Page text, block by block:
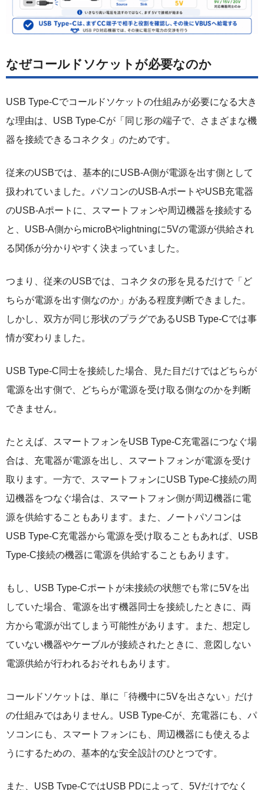
なぜコールドソケットが必要なのか
USB Type-Cでコールドソケットの仕組みが必要になる大き
な理由は、USB Type-Cが「同じ形の端子で、さまざまな機
器を接続できるコネクタ」のためです。
従来のUSBでは、基本的にUSB-A側が電源を出す側として
扱われていました。パソコンのUSB-AポートやUSB充電器
のUSB-Aポートに、スマートフォンや周辺機器を接続する
と、USB-A側からmicroBやlightningに5Vの電源が供給され
る関係が分かりやすく決まっていました。
つまり、従来のUSBでは、コネクタの形を見るだけで「ど
ちらが電源を出す側なのか」がある程度判断できました。
しかし、双方が同じ形状のプラグであるUSB Type-Cでは事
情が変わりました。
USB Type-C同士を接続した場合、見た目だけではどちらが
電源を出す側で、どちらが電源を受け取る側なのかを判断
できません。
たとえば、スマートフォンをUSB Type-C充電器につなぐ場
合は、充電器が電源を出し、スマートフォンが電源を受け
取ります。一方で、スマートフォンにUSB Type-C接続の周
辺機器をつなぐ場合は、スマートフォン側が周辺機器に電
源を供給することもあります。また、ノートパソコンは
USB Type-C充電器から電源を受け取ることもあれば、USB
Type-C接続の機器に電源を供給することもあります。
もし、USB Type-Cポートが未接続の状態でも常に5Vを出
していた場合、電源を出す機器同士を接続したときに、両
方から電源が出てしまう可能性があります。また、想定し
ていない機器やケーブルが接続されたときに、意図しない
電源供給が行われるおそれもあります。
コールドソケットは、単に「待機中に5Vを出さない」だけ
の仕組みではありません。USB Type-Cが、充電器にも、パ
ソコンにも、スマートフォンにも、周辺機器にも使えるよ
うにするための、基本的な安全設計のひとつです。
また、USB Type-CではUSB PDによって、5Vだけでなく